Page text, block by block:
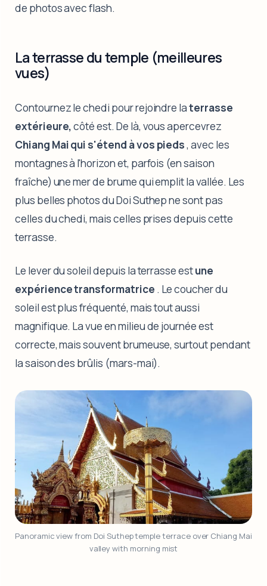
de photos avec flash.
La terrasse du temple (meilleures
vues)
Contournez le chedi pour rejoindre laterrasse
extérieure,côté est. De là, vous apercevrez
Chiang Mai qui s'étend à vos pieds, avec les
montagnes à l'horizon et, parfois (en saison
fraîche) une mer de brume qui emplit la vallée. Les
plus belles photos du Doi Suthep ne sont pas
celles du chedi, mais celles prises depuis cette
terrasse.
Le lever du soleil depuis la terrasse estune
expérience transformatrice . Le coucher du
soleil est plus fréquenté, mais tout aussi
magnifique. La vue en milieu de journée est
correcte, mais souvent brumeuse, surtout pendant
la saison des brûlis (mars-mai).
Panoramic view from Doi Suthep temple terrace over Chiang Mai
valley with morning mist